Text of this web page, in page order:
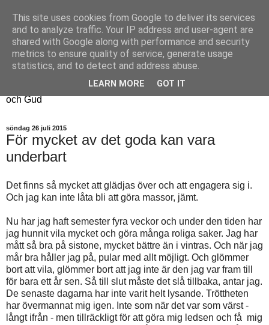
Fyren
Fyren finns för att sprida ljus i mörkret
För att påminna om guldkanterna i tillvaron
Här samsas jakt, hantverk, odling, och andra tankar om livet
och Gud
söndag 26 juli 2015
För mycket av det goda kan vara
underbart
Det finns så mycket att glädjas över och att engagera sig i.
Och jag kan inte låta bli att göra massor, jämt.
Nu har jag haft semester fyra veckor och under den tiden har
jag hunnit vila mycket och göra många roliga saker. Jag har
mått så bra på sistone, mycket bättre än i vintras. Och när jag
mår bra håller jag på, pular med allt möjligt. Och glömmer
bort att vila, glömmer bort att jag inte är den jag var fram till
för bara ett år sen. Så till slut måste det slå tillbaka, antar jag.
De senaste dagarna har inte varit helt lysande. Tröttheten
har övermannat mig igen. Inte som när det var som värst -
långt ifrån - men tillräckligt för att göra mig ledsen och få mig
This site uses cookies from Google to deliver its services
and to analyze traffic. Your IP address and user-agent are
shared with Google along with performance and security
metrics to ensure quality of service, generate usage
statistics, and to detect and address abuse.
LEARN MORE GOT IT